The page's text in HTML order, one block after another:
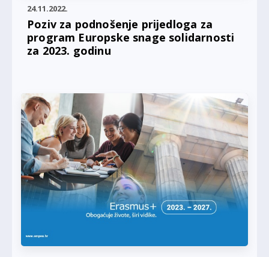
24.11.2022.
Poziv za podnošenje prijedloga za
program Europske snage solidarnosti
za 2023. godinu